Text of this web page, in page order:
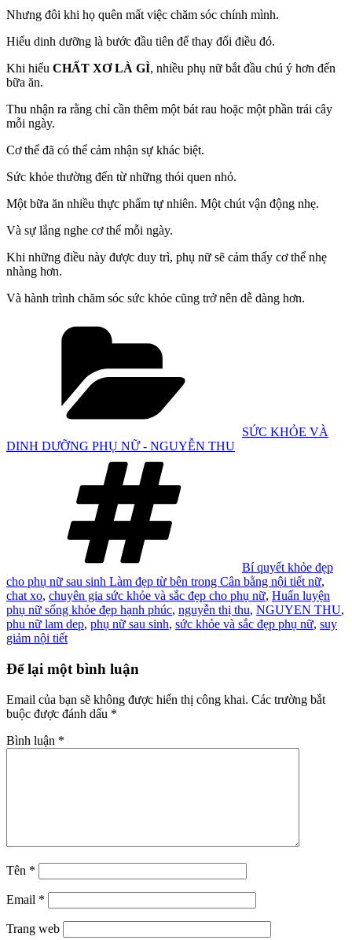
Nhưng đôi khi họ quên mất việc chăm sóc chính mình.
Hiểu dinh dưỡng là bước đầu tiên để thay đổi điều đó.
Khi hiểu CHẤT XƠ LÀ GÌ, nhiều phụ nữ bắt đầu chú ý hơn đến
bữa ăn.
Thu nhận ra rằng chỉ cần thêm một bát rau hoặc một phần trái cây
mỗi ngày.
Cơ thể đã có thể cảm nhận sự khác biệt.
Sức khỏe thường đến từ những thói quen nhỏ.
Một bữa ăn nhiều thực phẩm tự nhiên. Một chút vận động nhẹ.
Và sự lắng nghe cơ thể mỗi ngày.
Khi những điều này được duy trì, phụ nữ sẽ cảm thấy cơ thể nhẹ
nhàng hơn.
Và hành trình chăm sóc sức khỏe cũng trở nên dễ dàng hơn.
SỨC KHỎE VÀ
DINH DƯỠNG PHỤ NỮ - NGUYỄN THU
Bí quyết khỏe đẹp
cho phụ nữ sau sinh Làm đẹp từ bên trong Cân bằng nội tiết nữ,
chat xo, chuyên gia sức khỏe và sắc đẹp cho phụ nữ, Huấn luyện
phụ nữ sống khỏe đẹp hạnh phúc, nguyễn thị thu, NGUYEN THU,
phu nữ lam dep, phụ nữ sau sinh, sức khỏe và sắc đẹp phụ nữ, suy
giảm nội tiết
Để lại một bình luận
Email của bạn sẽ không được hiển thị công khai. Các trường bắt
buộc được đánh dấu *
Bình luận *
Tên *
Email *
Trang web